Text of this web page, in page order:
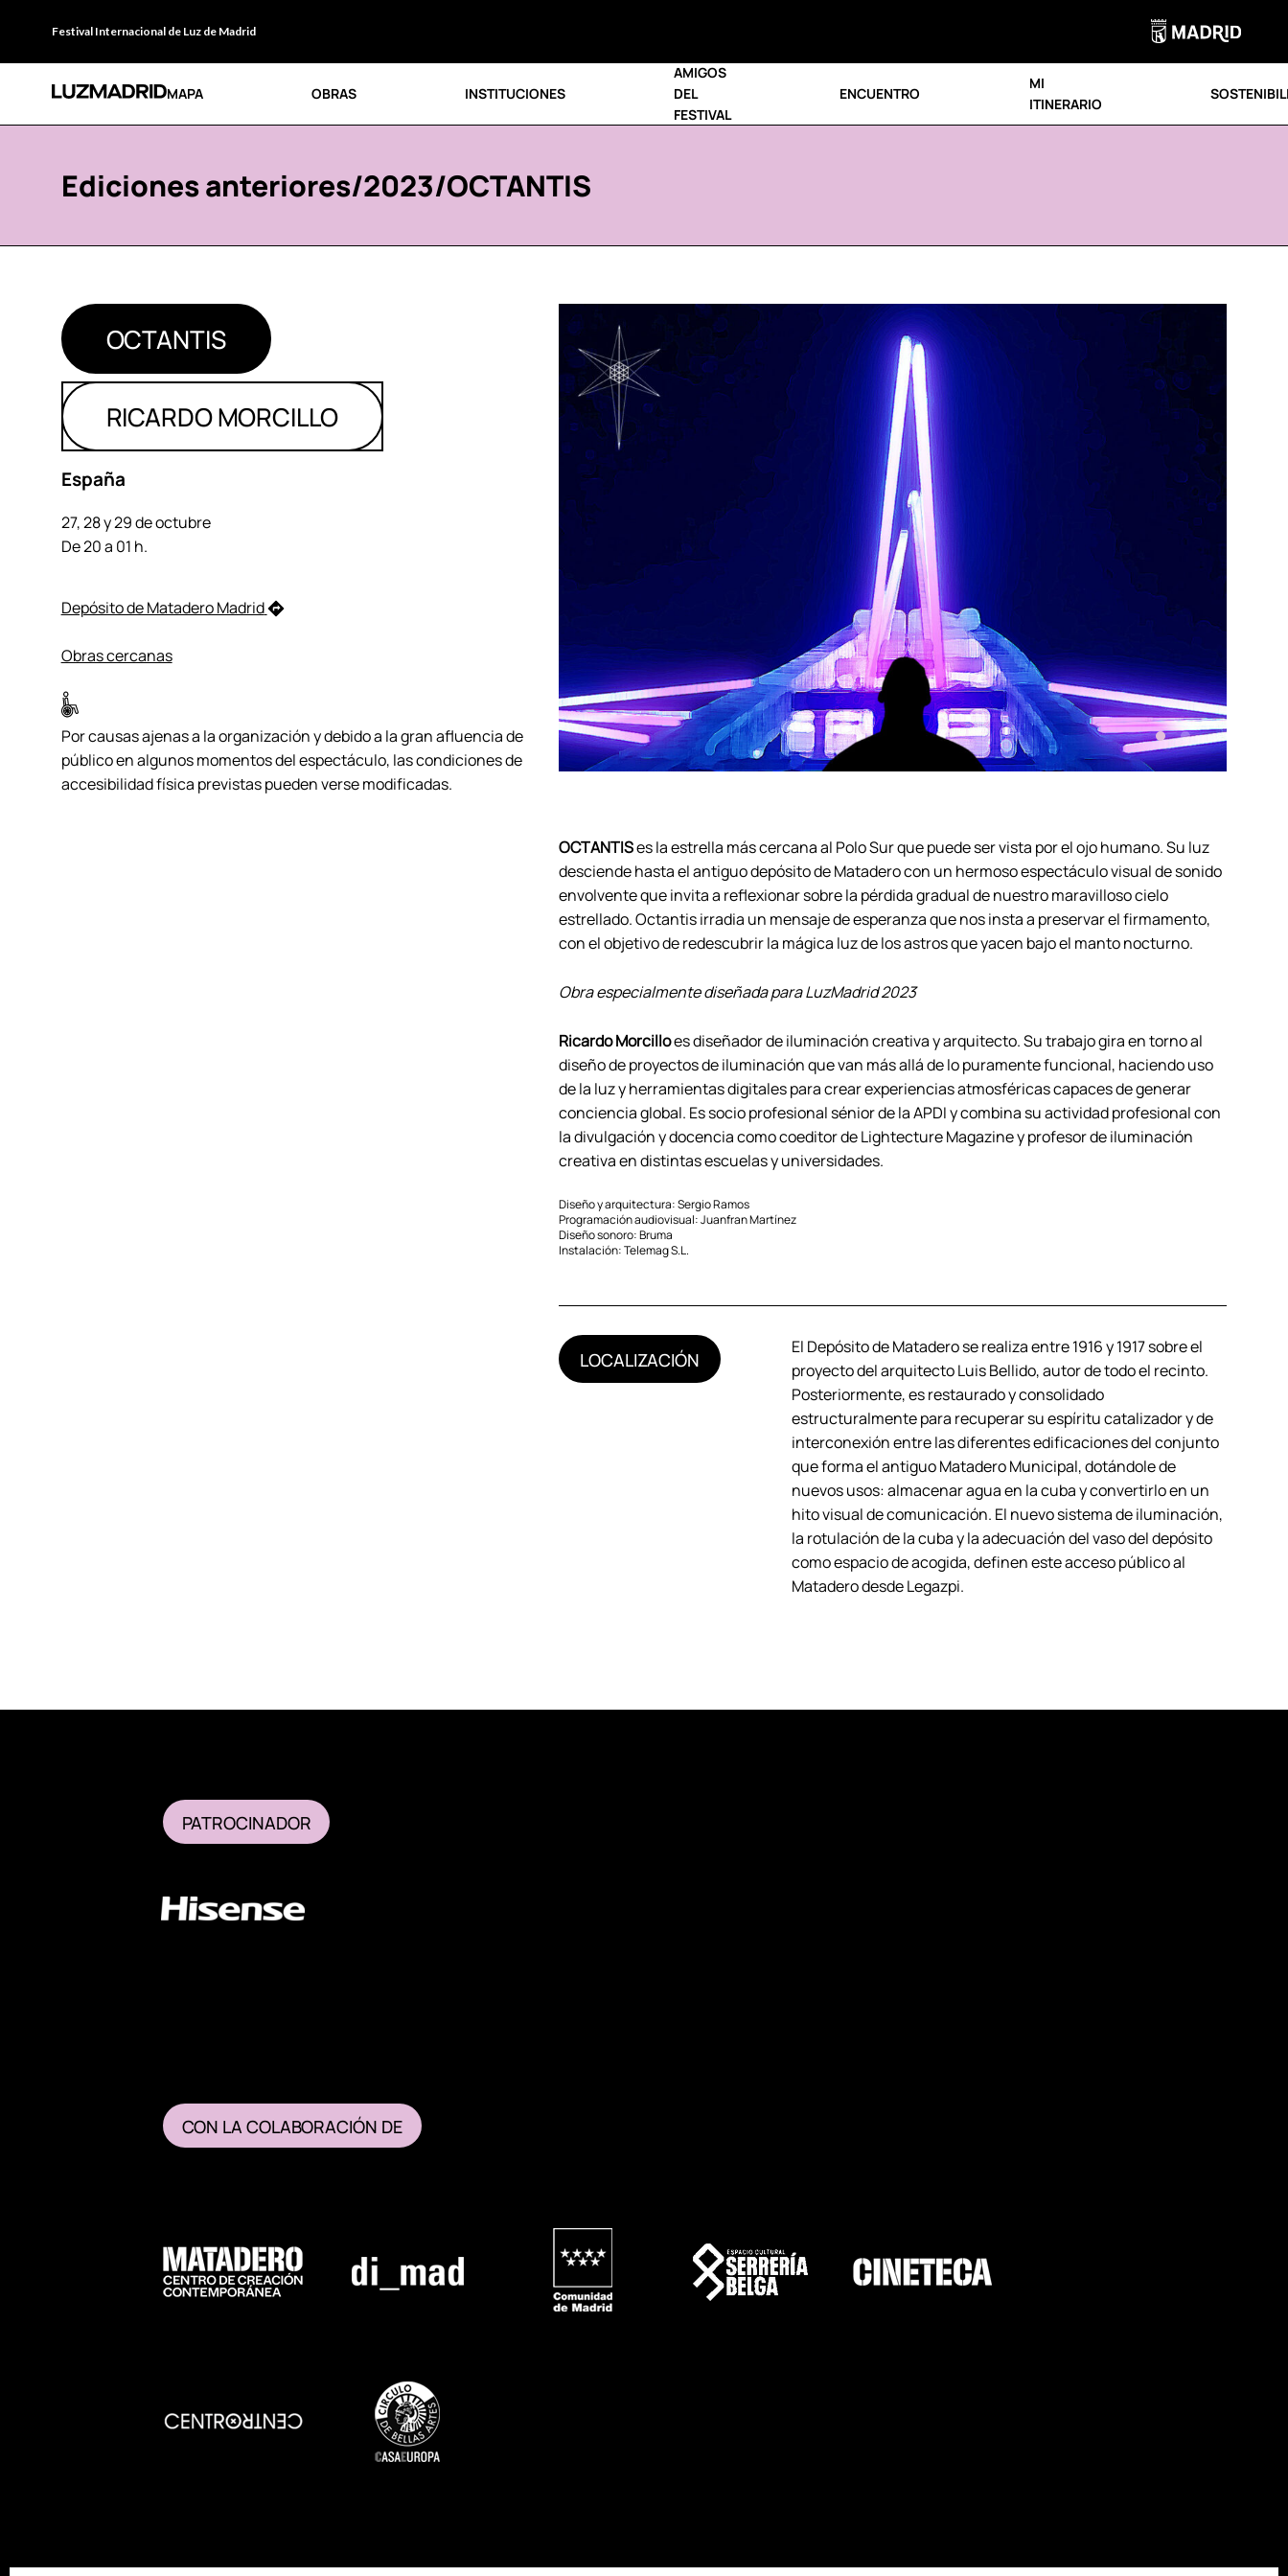
Festival Internacional de Luz de Madrid
MAPA OBRAS INSTITUCIONES
AMIGOS
DEL
FESTIVAL
ENCUENTRO
MI
ITINERARIO
Ediciones anteriores/2023/OCTANTIS
OCTANTIS
RICARDO MORCILLO
España
27, 28 y 29 de octubre
De 20 a 01 h.
Depósito de Matadero Madrid
Obras cercanas
Por causas ajenas a la organización y debido a la gran afluencia de
público en algunos momentos del espectáculo, las condiciones de
accesibilidad física previstas pueden verse modificadas.
OCTANTISes la estrella más cercana al Polo Sur que puede ser vista por el ojo humano. Su luz
desciende hasta el antiguo depósito de Matadero con un hermoso espectáculo visual de sonido
envolvente que invita a reflexionar sobre la pérdida gradual de nuestro maravilloso cielo
estrellado. Octantis irradia un mensaje de esperanza que nos insta a preservar el firmamento,
con el objetivo de redescubrir la mágica luz de los astros que yacen bajo el manto nocturno.
Obra especialmente diseñada para LuzMadrid 2023
Ricardo Morcilloes diseñador de iluminación creativa y arquitecto. Su trabajo gira en torno al
diseño de proyectos de iluminación que van más allá de lo puramente funcional, haciendo uso
de la luz y herramientas digitales para crear experiencias atmosféricas capaces de generar
conciencia global. Es socio profesional sénior de la APDI y combina su actividad profesional con
la divulgación y docencia como coeditor de Lightecture Magazine y profesor de iluminación
creativa en distintas escuelas y universidades.
Diseño y arquitectura: Sergio Ramos
Programación audiovisual: Juanfran Martínez
Diseño sonoro: Bruma
Instalación: Telemag S.L.
LOCALIZACIÓN
El Depósito de Matadero se realiza entre 1916 y 1917 sobre el
proyecto del arquitecto Luis Bellido, autor de todo el recinto.
Posteriormente, es restaurado y consolidado
estructuralmente para recuperar su espíritu catalizador y de
interconexión entre las diferentes edificaciones del conjunto
que forma el antiguo Matadero Municipal, dotándole de
nuevos usos: almacenar agua en la cuba y convertirlo en un
hito visual de comunicación. El nuevo sistema de iluminación,
la rotulación de la cuba y la adecuación del vaso del depósito
como espacio de acogida, definen este acceso público al
Matadero desde Legazpi.
PATROCINADOR
CON LA COLABORACIÓN DE